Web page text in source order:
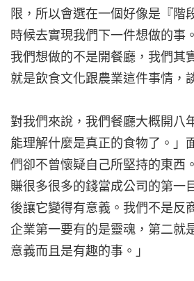
限，所以會選在一個好像是『階
時候去實現我們下一件想做的事
我們想做的不是開餐廳，我們其
就是飲食文化跟農業這件事情，
對我們來說，我們餐廳大概開八
能理解什麼是真正的食物了。」
們卻不曾懷疑自己所堅持的東西
賺很多很多的錢當成公司的第一
後讓它變得有意義。我們不是反
企業第一要有的是靈魂，第二就
意義而且是有趣的事。」